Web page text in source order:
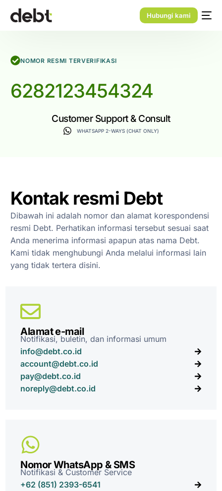
Hubungi kami
NOMOR RESMI TERVERIFIKASI
6282123454324
Customer Support & Consult
WHATSAPP 2-WAYS (CHAT ONLY)
Kontak resmi Debt
Dibawah ini adalah nomor dan alamat korespondensi
resmi Debt. Perhatikan informasi tersebut sesuai saat
Anda menerima informasi apapun atas nama Debt.
Kami tidak menghubungi Anda melalui informasi lain
yang tidak tertera disini.
Alamat e-mail
Notifikasi, buletin, dan informasi umum
info@debt.co.id
account@debt.co.id
pay@debt.co.id
noreply@debt.co.id
Nomor WhatsApp & SMS
Notifikasi & Customer Service
+62 (851) 2393-6541